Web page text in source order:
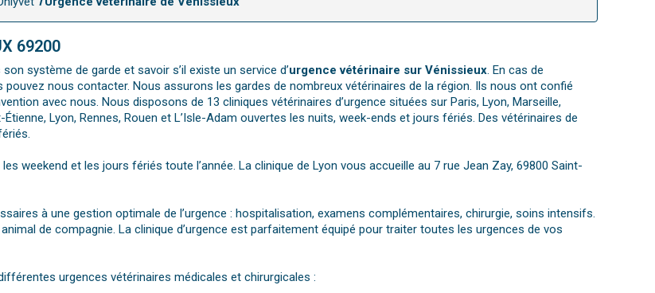
69200
système de garde et savoir s’il existe un service d’urgence vétérinaire sur Vénissieux. En cas de
pouvez nous contacter. Nous assurons les gardes de nombreux vétérinaires de la région. Ils nous ont confié
avec nous. Nous disposons de 13 cliniques vétérinaires d’urgence situées sur Paris, Lyon, Marseille,
Lyon, Rennes, Rouen et L’Isle-Adam ouvertes les nuits, week-ends et jours fériés. Des vétérinaires de
weekend et les jours fériés toute l’année. La clinique de Lyon vous accueille au 7 rue Jean Zay, 69800 Saint-
à une gestion optimale de l’urgence : hospitalisation, examens complémentaires, chirurgie, soins intensifs.
de compagnie. La clinique d’urgence est parfaitement équipé pour traiter toutes les urgences de vos
urgences vétérinaires médicales et chirurgicales :